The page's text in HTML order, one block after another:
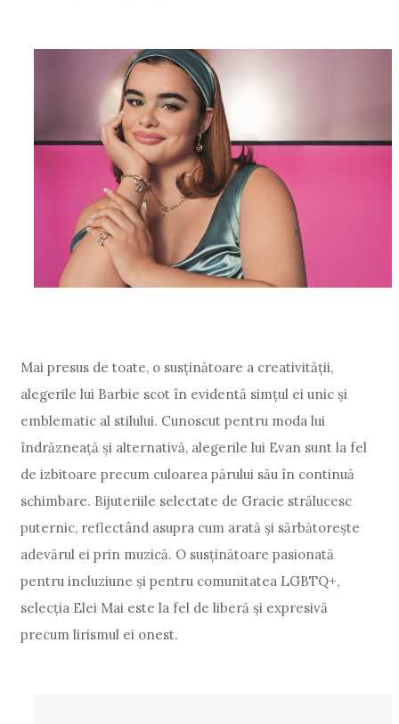
Mai presus de toate, o susținătoare a creativității,
alegerile lui Barbie scot în evidentă simțul ei unic și
emblematic al stilului. Cunoscut pentru moda lui
îndrăzneață și alternativă, alegerile lui Evan sunt la fel
de izbitoare precum culoarea părului său în continuă
schimbare. Bijuteriile selectate de Gracie strălucesc
puternic, reflectând asupra cum arată și sărbătorește
adevărul ei prin muzică. O susținătoare pasionată
pentru incluziune și pentru comunitatea LGBTQ+,
selecția Elei Mai este la fel de liberă și expresivă
precum lirismul ei onest.